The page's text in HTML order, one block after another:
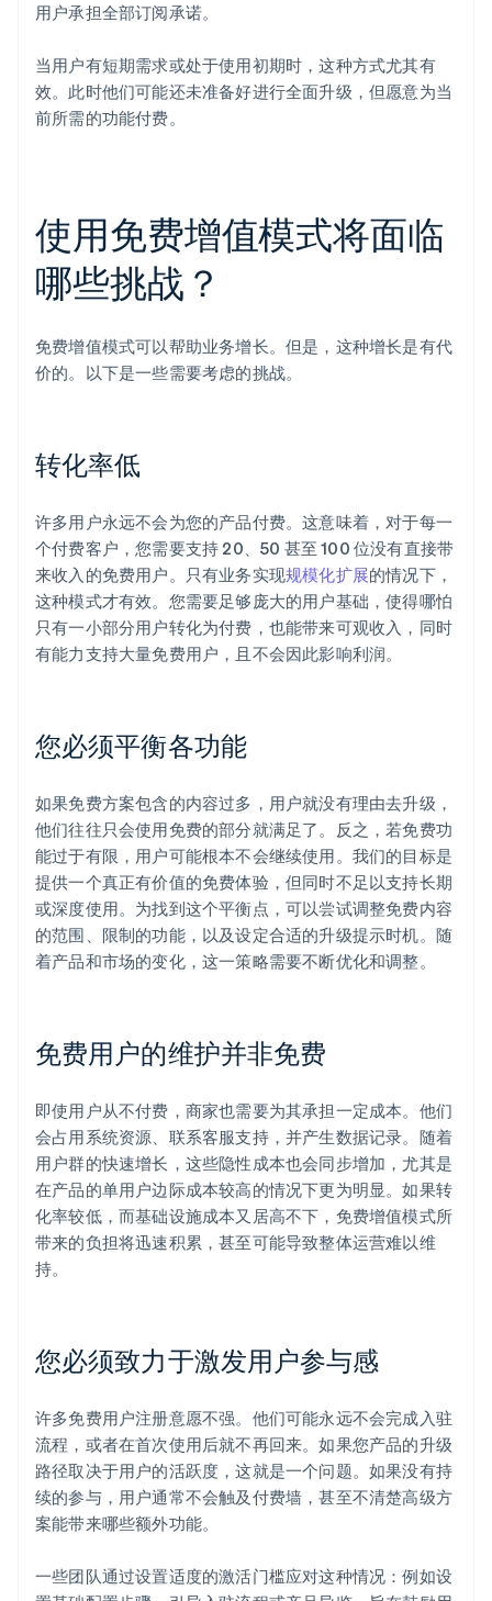
用户承担全部订阅承诺。
当用户有短期需求或处于使用初期时，这种方式尤其有
效。此时他们可能还未准备好进行全面升级，但愿意为当
前所需的功能付费。
使用免费增值模式将面临
哪些挑战？
免费增值模式可以帮助业务增长。但是，这种增长是有代
价的。以下是一些需要考虑的挑战。
转化率低
许多用户永远不会为您的产品付费。这意味着，对于每一
个付费客户，您需要支持 20、50 甚至 100 位没有直接带
来收入的免费用户。只有业务实现规模化扩展的情况下，
这种模式才有效。您需要足够庞大的用户基础，使得哪怕
只有一小部分用户转化为付费，也能带来可观收入，同时
有能力支持大量免费用户，且不会因此影响利润。
您必须平衡各功能
如果免费方案包含的内容过多，用户就没有理由去升级，
他们往往只会使用免费的部分就满足了。反之，若免费功
能过于有限，用户可能根本不会继续使用。我们的目标是
提供一个真正有价值的免费体验，但同时不足以支持长期
或深度使用。为找到这个平衡点，可以尝试调整免费内容
的范围、限制的功能，以及设定合适的升级提示时机。随
着产品和市场的变化，这一策略需要不断优化和调整。
免费用户的维护并非免费
即使用户从不付费，商家也需要为其承担一定成本。他们
会占用系统资源、联系客服支持，并产生数据记录。随着
用户群的快速增长，这些隐性成本也会同步增加，尤其是
在产品的单用户边际成本较高的情况下更为明显。如果转
化率较低，而基础设施成本又居高不下，免费增值模式所
带来的负担将迅速积累，甚至可能导致整体运营难以维
持。
您必须致力于激发用户参与感
许多免费用户注册意愿不强。他们可能永远不会完成入驻
流程，或者在首次使用后就不再回来。如果您产品的升级
路径取决于用户的活跃度，这就是一个问题。如果没有持
续的参与，用户通常不会触及付费墙，甚至不清楚高级方
案能带来哪些额外功能。
一些团队通过设置适度的激活门槛应对这种情况：例如设